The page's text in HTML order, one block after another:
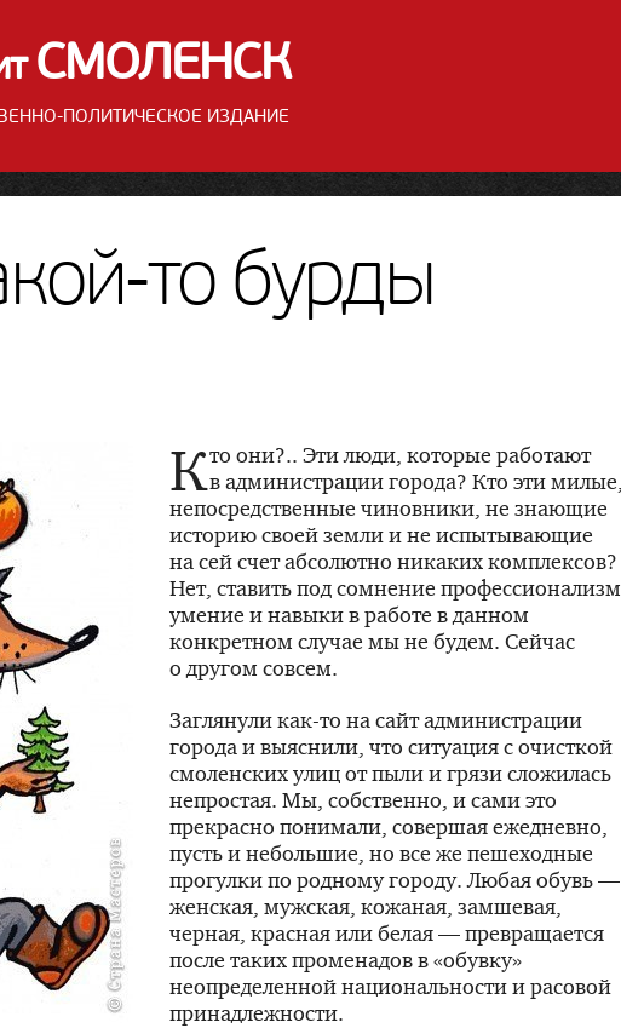
СМОЛЕНСК
ПОЛИТИЧЕСКОЕ ИЗДАНИЕ
то бурды
Кто они?.. Эти люди, которые работают
в администрации города? Кто эти милые,
непосредственные чиновники, не знающие
историю своей земли и не испытывающие
на сей счет абсолютно никаких комплексов?
Нет, ставить под сомнение профессионализм,
умение и навыки в работе в данном
конкретном случае мы не будем. Сейчас
о другом совсем.
Заглянуликак-то на сайт администрации
города и выяснили, что ситуация с очисткой
смоленских улиц от пыли и грязи сложилась
непростая. Мы, собственно, и сами это
прекрасно понимали, совершая ежедневно,
пусть и небольшие, но все же пешеходные
прогулки по родному городу. Любая обувь —
женская, мужская, кожаная, замшевая,
черная, красная или белая — превращается
после таких променадов в «обувку»
неопределенной национальности и расовой
принадлежности.